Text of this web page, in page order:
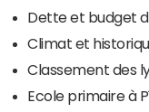
Dette et budget
Climat et
Classement des
Ecole primaire à